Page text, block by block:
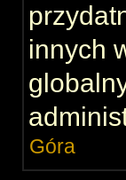
innych
Góra